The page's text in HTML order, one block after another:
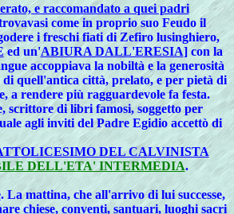
e raccomandato a quei padri
come in proprio suo Feudoil
i freschi fiati di Zefiro lusinghiero,
ed un'ABIURA DALL'ERESIA] con la
accoppiava la nobiltà e la generosità
quell'antica città, prelato, e per pietà di
a rendere più ragguardevole fa festa.
scrittore di libri famosi, soggetto per
agli inviti del Padre Egidio accettò di
DEL CALVINISTA
DELL'ETA' INTERMEDIA.
. La mattina, che all'arrivo di lui successe,
chiese, conventi, santuari, luoghi sacri